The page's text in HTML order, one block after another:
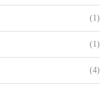
(1)
(1)
(4)